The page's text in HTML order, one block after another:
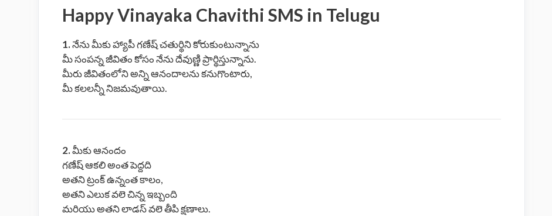
Happy Vinayaka Chavithi SMS in Telugu
1.నేను మీకు హ్యాపీ గణేష్ చతుర్థిని కోరుకుంటున్నాను
మీ సంపన్న జీవితం కోసం నేను దేవుణ్ణి ప్రార్థిస్తున్నాను.
మీరు జీవితంలోని అన్ని ఆనందాలను కనుగొంటారు,
మీ కలలన్నీ నిజమవుతాయి.
2.మీకు ఆనందం
గణేష్ ఆకలి అంత పెద్దది
అతని ట్రంక్ ఉన్నంత కాలం,
అతని ఎలుక వలె చిన్న ఇబ్బంది
మరియు అతని లాడస్ వలె తీపి క్షణాలు.